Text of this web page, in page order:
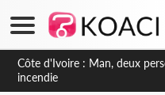
Côte d'Ivoire : Man, deux
incendie